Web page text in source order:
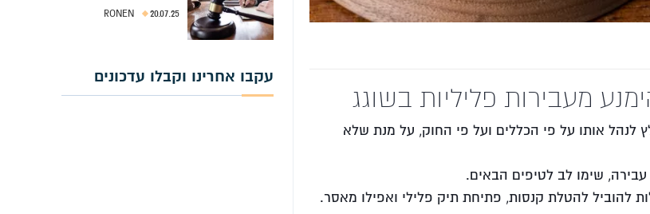
מעבירות פליליות בשוגג
לנהל אותו על פי הכללים ועל פי החוק, על מנת שלא
שימו לב לטיפים הבאים.
להוביל להטלת קנסות, פתיחת תיק פלילי ואפילו מאסר.
RONEN 20.07.25
עקבו אחרינו וקבלו עדכונים